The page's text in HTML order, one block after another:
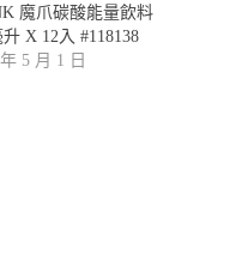
魔爪碳酸能量飲料
升 X 12入 #118138
5 月 1 日